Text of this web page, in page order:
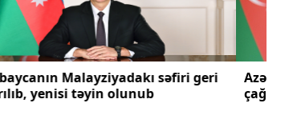
Azərbaycanın Pakistandakı səfiri geri
çağırılıb, yenisi təyin olunub